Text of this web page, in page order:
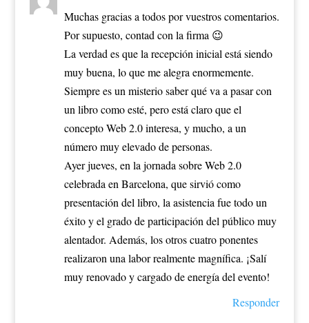
Muchas gracias a todos por vuestros comentarios.
Por supuesto, contad con la firma 😉
La verdad es que la recepción inicial está siendo
muy buena, lo que me alegra enormemente.
Siempre es un misterio saber qué va a pasar con
un libro como esté, pero está claro que el
concepto Web 2.0 interesa, y mucho, a un
número muy elevado de personas.
Ayer jueves, en la jornada sobre Web 2.0
celebrada en Barcelona, que sirvió como
presentación del libro, la asistencia fue todo un
éxito y el grado de participación del público muy
alentador. Además, los otros cuatro ponentes
realizaron una labor realmente magnífica. ¡Salí
muy renovado y cargado de energía del evento!
Responder